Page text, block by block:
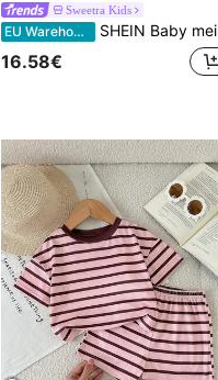
Sweetra Kids
EU Warehouse SHEIN Baby meisje baby peuter 0-3 jaar 3-delige set casual dagelijks all-match vakantie zachte golfpatroon gebreide stof, gezicht bloem, geruite aardbei all-over print mouwloze top tanktop en shorts 3-delige set, verfrissend en comfortabel, dagelijks spelen, veelzijdige multi-delige set
16.58€